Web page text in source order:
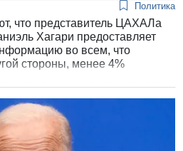
Политика
что представитель ЦАХАЛа
Хагари предоставляет
во всем, что
стороны, менее 4%
министра, как надежный
о войне.